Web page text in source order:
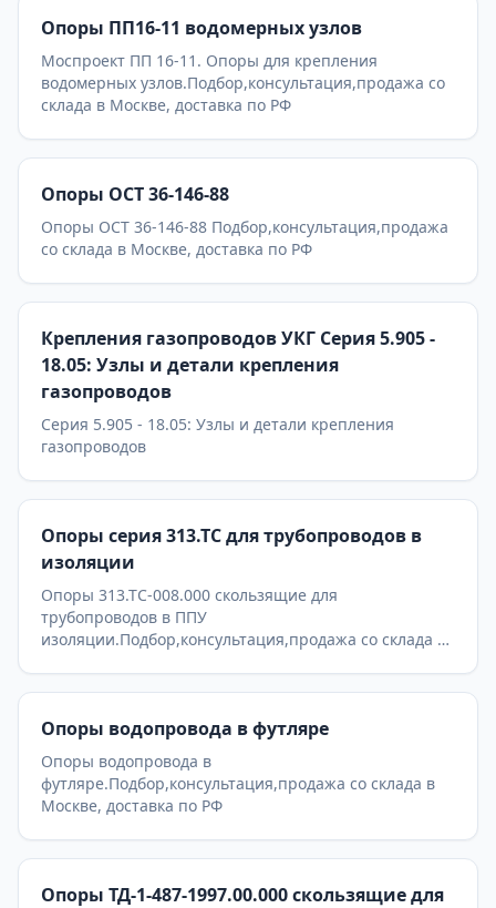
Опоры ПП16-11 водомерных узлов
Моспроект ПП 16-11. Опоры для крепления
водомерных узлов.Подбор,консультация,продажа со
склада в Москве, доставка по РФ
Опоры ОСТ 36-146-88
Опоры ОСТ 36-146-88 Подбор,консультация,продажа
со склада в Москве, доставка по РФ
Крепления газопроводов УКГ Серия 5.905 -
18.05: Узлы и детали крепления
газопроводов
Серия 5.905 - 18.05: Узлы и детали крепления
газопроводов
Опоры серия 313.ТС для трубопроводов в
изоляции
Опоры 313.ТС-008.000 скользящие для
трубопроводов в ППУ
изоляции.Подбор,консультация,продажа со склада в
Опоры водопровода в футляре
Опоры водопровода в
футляре.Подбор,консультация,продажа со склада в
Москве, доставка по РФ
Опоры ТД-1-487-1997.00.000 скользящие для